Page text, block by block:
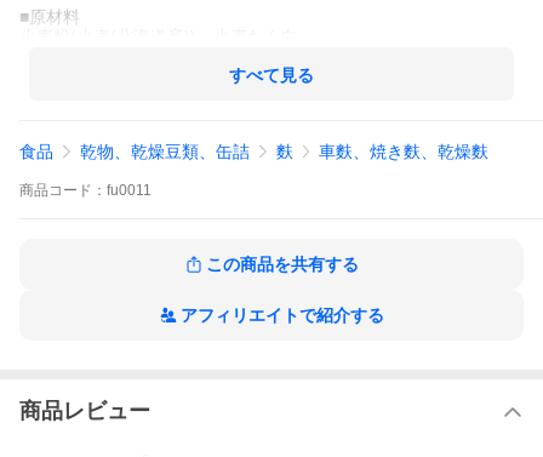
■原材料
脂質：2.7g
食塩相当量：0.02g
■保存方法
開封前・開封後も高温多湿をさけ、
すべて見る
食品 乾物、乾燥豆類、缶詰 麩 車麩、焼き麩、乾燥麩
商品 コード： fu0011
この商品を共有する
アフィリエイトで紹介する
商品レビュー